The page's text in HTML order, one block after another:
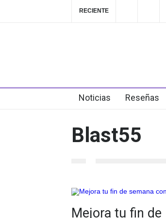
RECIENTE
Noticias Reseñas
Blast55
Mejora tu fin de